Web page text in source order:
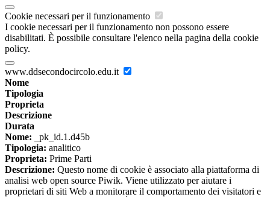
Cookie necessari per il funzionamento
I cookie necessari per il funzionamento non possono essere
disabilitati. È possibile consultare l'elenco nella pagina della cookie
policy.
www.ddsecondocircolo.edu.it
Nome
Tipologia
Proprieta
Descrizione
Durata
Nome: _pk_id.1.d45b
Tipologia: analitico
Proprieta: Prime Parti
Descrizione: Questo nome di cookie è associato alla piattaforma di
analisi web open source Piwik. Viene utilizzato per aiutare i
proprietari di siti Web a monitorare il comportamento dei visitatori e